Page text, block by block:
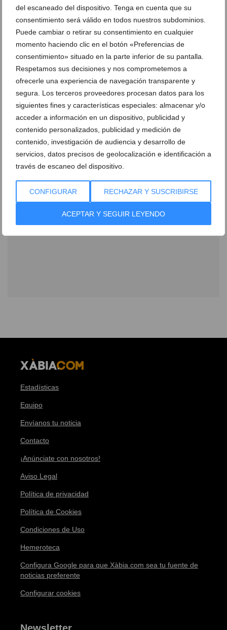
del escaneado del dispositivo. Tenga en cuenta que su
consentimiento será válido en todos nuestros subdominios.
Puede cambiar o retirar su consentimiento en cualquier
momento haciendo clic en el botón «Preferencias de
consentimiento» situado en la parte inferior de su pantalla.
Respetamos sus decisiones y nos comprometemos a
ofrecerle una experiencia de navegación transparente y
segura. Los terceros proveedores procesan datos para los
siguientes fines y características especiales: almacenar y/o
acceder a información en un dispositivo, publicidad y
contenido personalizados, publicidad y medición de
contenido, investigación de audiencia y desarrollo de
servicios, datos precisos de geolocalización e identificación a
través de escaneo del dispositivo.
CONFIGURAR RECHAZAR Y SUSCRIBIRSE
ACEPTAR Y SEGUIR LEYENDO
Ver promociones
Ver sorteos
Newsletter
Estadísticas
Equipo
Envíanos tu noticia
Contacto
¡Anúnciate con nosotros!
Aviso Legal
Política de privacidad
Política de Cookies
Condiciones de Uso
Hemeroteca
Configura Google para que Xàbia.com sea tu fuente de
noticias preferente
Configurar cookies